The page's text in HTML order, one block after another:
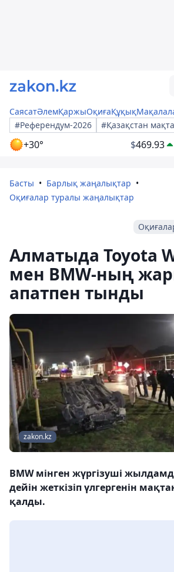
СаясатӘлемҚаржыОқиғаҚұқық
#Референдум-2026
#Қазақстан
+30° $469.93
Басты
Барлық жаңалықтар
Оқиғалар туралы жаңалықтар
Алматыда Toyota
мен BMW-ның
апатпен тынды
zakon.kz
BMW мінген жүргізуші
дейін жеткізіп үлгергенін
қалды.